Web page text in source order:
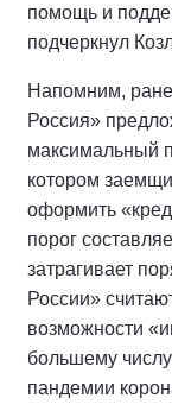
помощь и
подчеркнул
Напомним,
Россия»
максимальный
котором
оформить
порог
затрагивает
России»
возможности
большему
пандемии